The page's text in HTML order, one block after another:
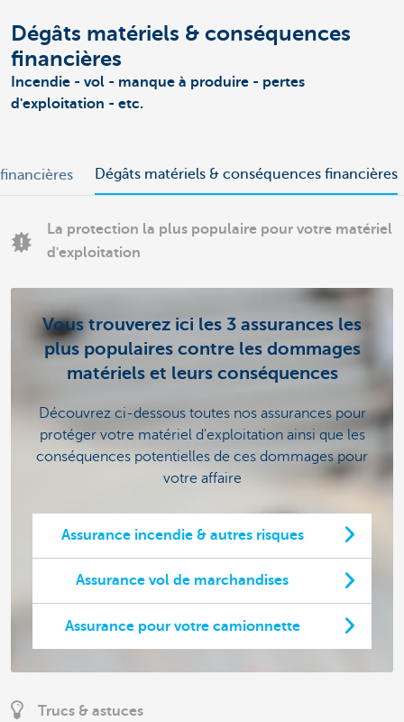
Dégâts matériels & conséquences
financières
Incendie - vol - manque à produire - pertes
d'exploitation - etc.
Dégâts matériels & conséquences financières
La protection la plus populaire pour votre matériel
d'exploitation
Vous trouverez ici les 3 assurances les
plus populaires contre les dommages
matériels et leurs conséquences
Découvrez ci-dessous toutes nos assurances pour
protéger votre matériel d'exploitation ainsi que les
conséquences potentielles de ces dommages pour
votre affaire
Assurance incendie & autres risques
Assurance vol de marchandises
Assurance pour votre camionnette
Trucs & astuces